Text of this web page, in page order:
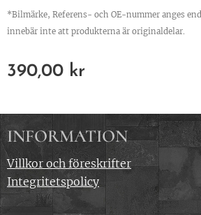
*Bilmärke, Referens- och OE-nummer anges
innebär inte att produkterna är originaldelar.
390,00 kr
INFORMATION
Villkor och föreskrifter
Integritetspolicy